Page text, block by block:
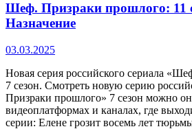
Шеф. Призраки прошлого: 11
Назначение
03.03.2025
Новая серия российского сериала
7 сезон. Смотреть новую серию
Призраки прошлого» 7 сезон можно
видеоплатформах и каналах, где
серии: Елене грозит восемь лет